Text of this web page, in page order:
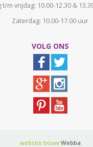
t/m vrijdag: 10.00-12.30 &
Zaterdag: 10.00-17.00 uur
VOLG ONS
website bouwWebba